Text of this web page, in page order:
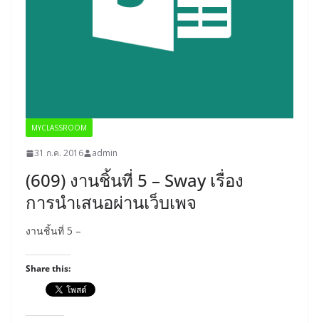
MYCLASSROOM
31 ก.ค. 2016 admin
(609) งานชิ้นที่ 5 – Sway เรื่อง
การนำเสนอผ่านเว็บเพจ
งานชิ้นที่ 5 –
Share this: